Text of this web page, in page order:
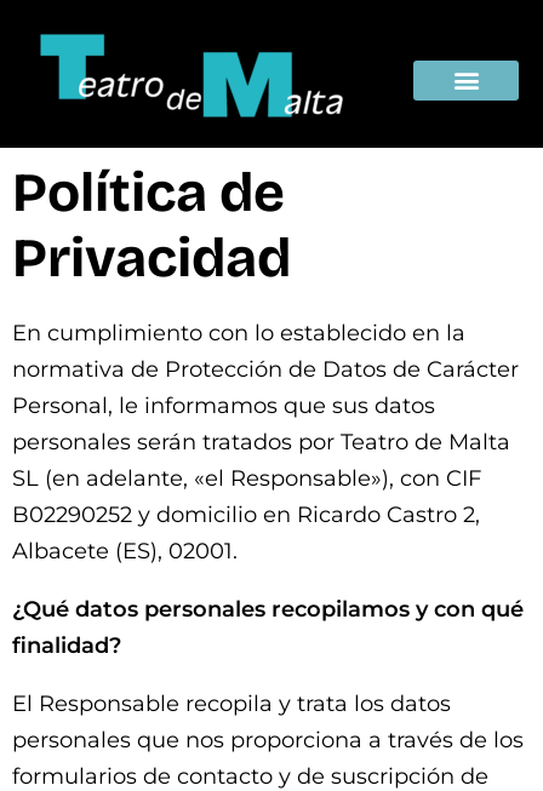
Política de
Privacidad
En cumplimiento con lo establecido en la
normativa de Protección de Datos de Carácter
Personal, le informamos que sus datos
personales serán tratados por Teatro de Malta
SL (en adelante, «el Responsable»), con CIF
B02290252 y domicilio en Ricardo Castro 2,
Albacete (ES), 02001.
¿Qué datos personales recopilamos y con qué
finalidad?
El Responsable recopila y trata los datos
personales que nos proporciona a través de los
formularios de contacto y de suscripción de